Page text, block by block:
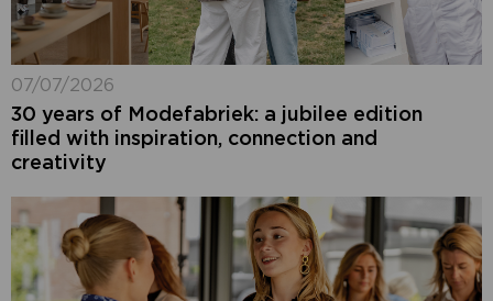
07/07/2026
30 years of Modefabriek: a jubilee edition
filled with inspiration, connection and
creativity